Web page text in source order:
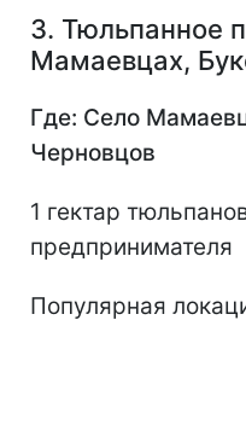
3. Тюльпанное
Мамаевцах,
Где: Село
Черновцов
1 гектар
предпринимателя
Популярная